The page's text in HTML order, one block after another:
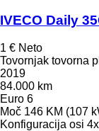
IVECO Daily
1 € Neto
Tovornjak tovorna
2019
84.000 km
Euro 6
Moč 146 KM (107
Konfiguracija osi